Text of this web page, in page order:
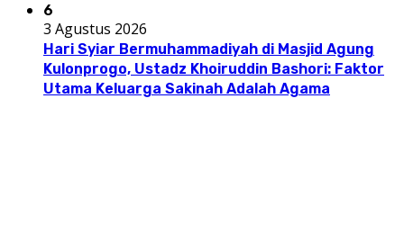
6
3 Agustus 2026
Hari Syiar Bermuhammadiyah di Masjid Agung
Kulonprogo, Ustadz Khoiruddin Bashori: Faktor
Utama Keluarga Sakinah Adalah Agama